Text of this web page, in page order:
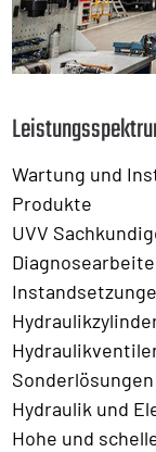
Wartung und
Produkte
UVV
Hydraulik und
Hohe und